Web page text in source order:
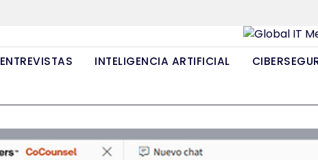
ENTREVISTAS INTELIGENCIA ARTIFICIAL